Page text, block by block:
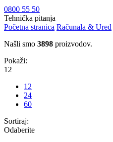
0800 55 50
Tehnička pitanja
Početna stranica Računala & Ured
Našli smo 3898 proizvodov.
Pokaži:
12
12
24
60
Sortiraj:
Odaberite